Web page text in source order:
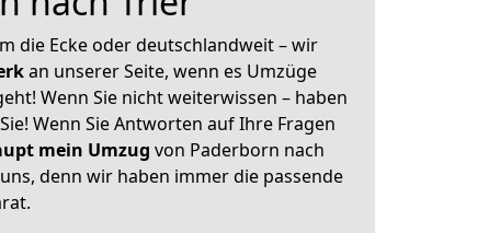
die Ecke oder deutschlandweit – wir
an unserer Seite, wenn es Umzüge
Wenn Sie nicht weiterwissen – haben
Wenn Sie Antworten auf Ihre Fragen
mein Umzug von Paderborn nach
denn wir haben immer die passende